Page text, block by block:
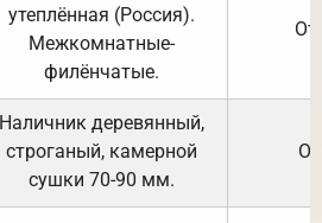
утеплённая (Россия).
Межкомнатные-
филёнчатые.
Наличник деревянный,
строганый, камерной
сушки 70-90 мм.